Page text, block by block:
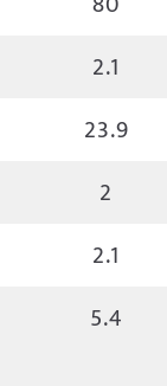
2.1
23.9
2
2.1
5.4